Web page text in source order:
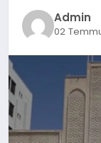
SPOR
Admin
02